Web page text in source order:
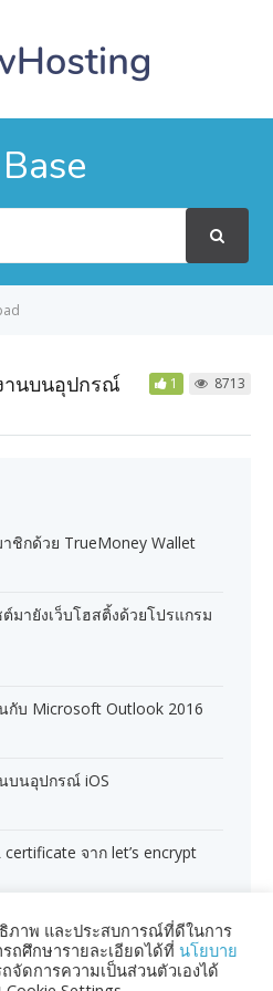
านบนอุปกรณ์
1 8713
ชิกด้วย TrueMoney Wallet
มายังเว็บโฮสติ้งด้วยโปรแกรม
กับ Microsoft Outlook 2016
บนอุปกรณ์ iOS
จาก let’s encrypt
ภาพ และประสบการณ์ที่ดีในการ
ศึกษารายละเอียดได้ที่ นโยบาย
จัดการความเป็นส่วนตัวเองได้